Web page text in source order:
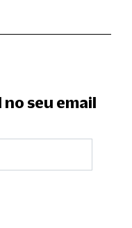
no seu email